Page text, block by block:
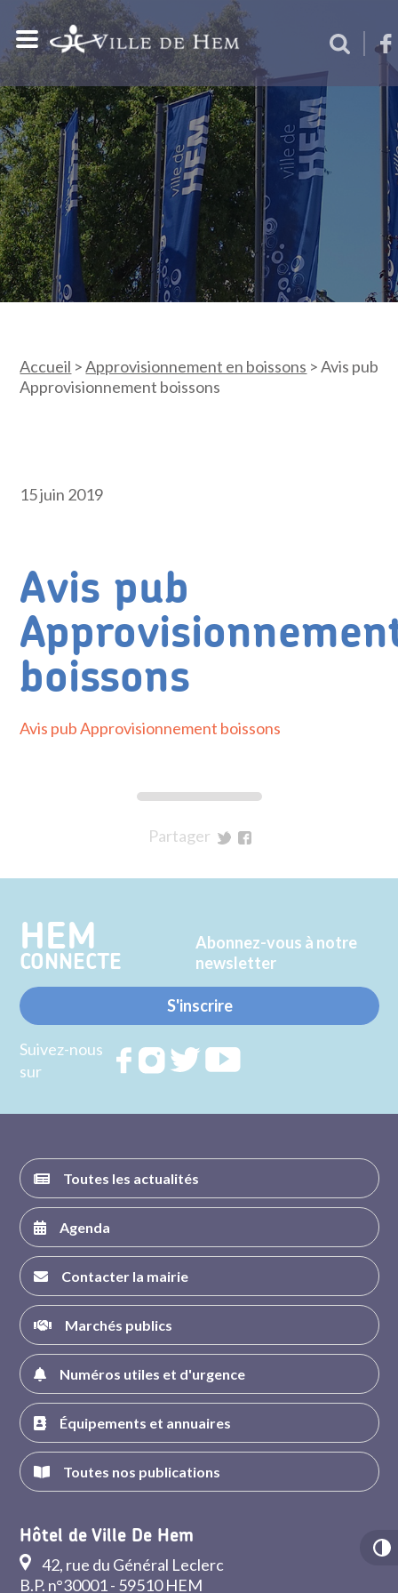
Accueil >Approvisionnement en boissons >Avis pub
Approvisionnement boissons
15 juin 2019
Avis pub
boissons
Avis pub Approvisionnement boissons
Partager
Twitter
Facebook
HEM
CONNECTE
Abonnez-vous à notre
newsletter
S'inscrire
Suivez-nous
sur
RejoignezRejoignezRejoignez
Toutes les actualités
Agenda
Contacter la mairie
Marchés publics
Numéros utiles et d'urgence
Équipements et annuaires
Toutes nos publications
Hôtel de Ville De Hem
42, rue du Général Leclerc
B.P. n°30001 - 59510 HEM